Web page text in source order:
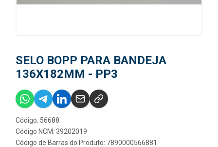
SELO BOPP PARA BANDEJA
136X182MM - PP3
Código: 56688
Código NCM: 39202019
Código de Barras do Produto: 7890000566881